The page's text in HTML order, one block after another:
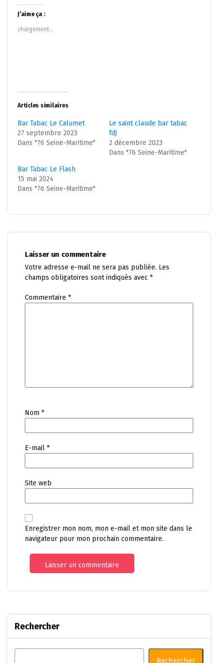
Twitter(ouvre
dans
une
nouvelle
fenêtre)
J’aime ça :
chargement…
Articles similaires
Bar Tabac Le Calumet
27 septembre 2023
Dans "76 Seine-Maritime"
Le saint claude bar tabac
fdj
2 décembre 2023
Dans "76 Seine-Maritime"
Bar Tabac Le Flash
15 mai 2024
Dans "76 Seine-Maritime"
Laisser un commentaire
Votre adresse e-mail ne sera pas publiée. Les
champs obligatoires sont indiqués avec *
Commentaire *
Nom *
E-mail *
Site web
Enregistrer mon nom, mon e-mail et mon site dans le
navigateur pour mon prochain commentaire.
Rechercher
Rechercher